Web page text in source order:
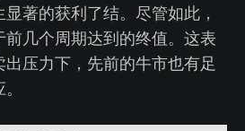
著的获利了结。尽管如此，
几个周期达到的终值。这表
压力下，先前的牛市也有足